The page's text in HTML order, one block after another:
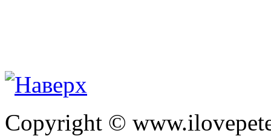
Copyright ©